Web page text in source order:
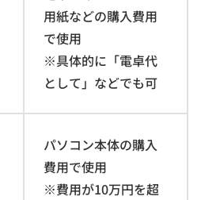
用紙などの購入費用
で使用
※具体的に「電卓代
として」などでも可
パソコン本体の購入
費用で使用
※費用が10万円を超